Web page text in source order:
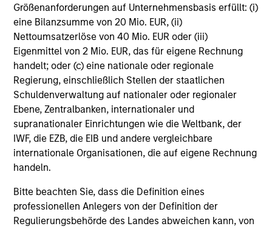
Größenanforderungen auf Unternehmensbasis erfüllt: (i)
eine Bilanzsumme von 20 Mio. EUR, (ii)
Nettoumsatzerlöse von 40 Mio. EUR oder (iii)
Eigenmittel von 2 Mio. EUR, das für eigene Rechnung
handelt; oder (c) eine nationale oder regionale
Regierung, einschließlich Stellen der staatlichen
Schuldenverwaltung auf nationaler oder regionaler
Ebene, Zentralbanken, internationaler und
supranationaler Einrichtungen wie die Weltbank, der
IWF, die EZB, die EIB und andere vergleichbare
internationale Organisationen, die auf eigene Rechnung
handeln.
Bitte beachten Sie, dass die Definition eines
professionellen Anlegers von der Definition der
Regulierungsbehörde des Landes abweichen kann, von
OPPORTUNITY NOW: Unlock a World
of Potential Through International
Investing
International markets provide access to unique
companies, more opportunities to find
mispricing and diversification away from
highly concentrated U.S. equity markets. Learn
how Global Opportunity uncovers high-quality
companies trading at meaningful discounts
around the world.
23-APR-2026